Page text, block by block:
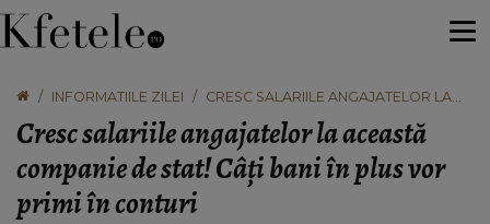
INFORMATIILE ZILEI
CRESC SALARIILE ANGAJATELOR LA
BANI ÎN PLUS VOR PRIMI ÎN CONTURI
Cresc salariile angajatelor la această
companie de stat! Câți bani în plus vor
primi în conturi